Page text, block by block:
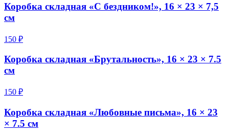
Коробка складная «С бездником!», 16 × 23 × 7,5
см
150 ₽
Коробка складная «Брутальность», 16 × 23 × 7.5
см
150 ₽
Коробка складная «Любовные письма», 16 × 23
× 7.5 см